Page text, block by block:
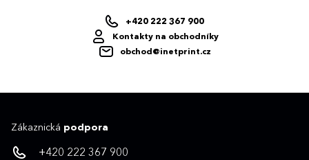
+420 222 367 900
Kontakty na obchodníky
obchod@inetprint.cz
Zákaznická podpora
+420 222 367 900